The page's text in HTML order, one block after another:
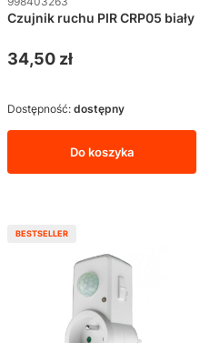
Czujnik ruchu PIR CRP05 biały
Cena
34,50 zł
Do koszyka
Dostępność: dostępny
BESTSELLER